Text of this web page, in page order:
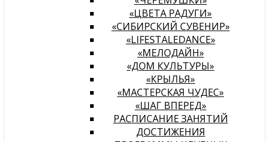
«ЦВЕТА РАДУГИ»
«СИБИРСКИЙ СУВЕНИР»
«LIFESTALEDANCE»
«МЕЛОДАЙН»
«ДОМ КУЛЬТУРЫ»
«КРЫЛЬЯ»
«МАСТЕРСКАЯ ЧУДЕС»
«ШАГ ВПЕРЕД»
РАСПИСАНИЕ ЗАНЯТИЙ
ДОСТИЖЕНИЯ